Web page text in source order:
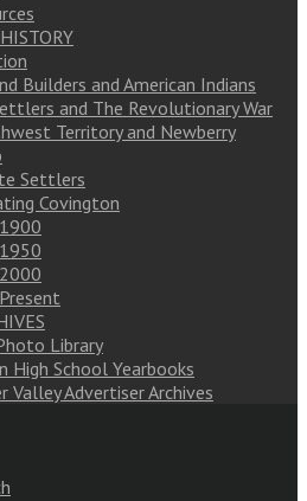
Builders and American Indians
and The Revolutionary War
Territory and Newberry
Settlers
Covington
Library
High School Yearbooks
Advertiser Archives